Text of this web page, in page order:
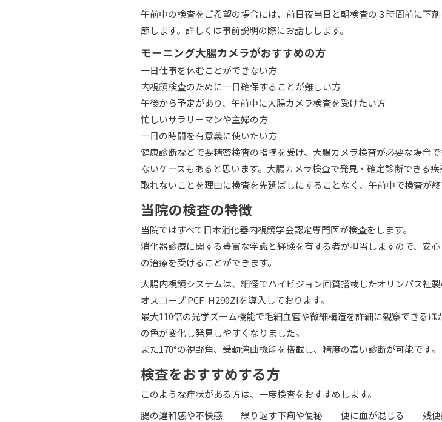
午前中の検査をご希望の場合には、前日夜当日と朝検査の３時間前に下
節します。詳しくは事前説明の際にお話しします。
モーニング大腸カメラがおすすめの方
一日仕事を休むことができない方
内視鏡検査のために一日確保することが難しい方
午後から予定があり、午前中に大腸カメラ検査を受けたい方
忙しいサラリーマンや主婦の方
一日の時間を有意義に使いたい方
健康診断などで要精密検査の指摘を受け、大腸カメラ検査が必要な場合
ないケースもあると思います。大腸カメラ検査で発見・確定診断できる
取れないことを理由に検査を先延ばしにすることなく、午前中で検査が
当院の検査の特徴
当院ではすべて日本消化器内視鏡学会認定専門医が検査をします。
消化器診療に関する豊富な学識と経験を有する者が担当しますので、安
の治療を受けることができます。
大腸内視鏡システムは、細径でハイビジョン画質搭載したオリンパス社
オスコープ PCF-H290ZIを導入しております。
最大110倍の光学ズーム機能で毛細血管や微細構造を詳細に観察できるほ
の色が変化し発見しやすくなりました。
また170°の視野角、受動湾曲機能を搭載し、精度の高い診断が可能です。
検査をおすすめする方
このような症状がある方は、一度検査をおすすめします。
腸の違和感や不快感
繰り返す下痢や便秘 便に血が混じる 残